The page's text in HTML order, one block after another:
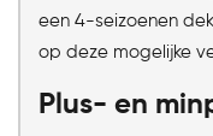
een 4-seizoenen
op deze mogelijke
Plus- en